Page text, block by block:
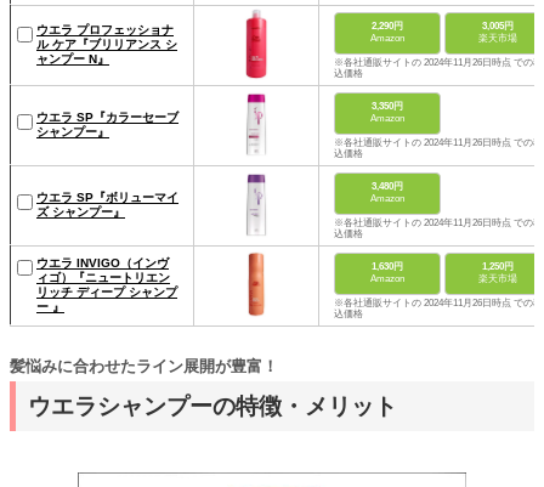
ウエラ プロフェッショナ
ル ケア『ブリリアンス シ
ャンプー N』
2,290円
Amazon
3,005円
楽天市場
※各社通販サイトの 2024年11月26日時点 での税
込価格
ウエラ SP『カラーセーブ
シャンプー』
3,350円
Amazon
※各社通販サイトの 2024年11月26日時点 での税
込価格
ウエラ SP『ボリューマイ
ズ シャンプー』
3,480円
Amazon
※各社通販サイトの 2024年11月26日時点 での税
込価格
ウエラ INVIGO（インヴ
ィゴ）『ニュートリエン
リッチ ディープ シャンプ
ー 』
1,630円
Amazon
1,250円
楽天市場
※各社通販サイトの 2024年11月26日時点 での税
込価格
ウエラシャンプーの特徴・メリット
髪悩みに合わせたライン展開が豊富！